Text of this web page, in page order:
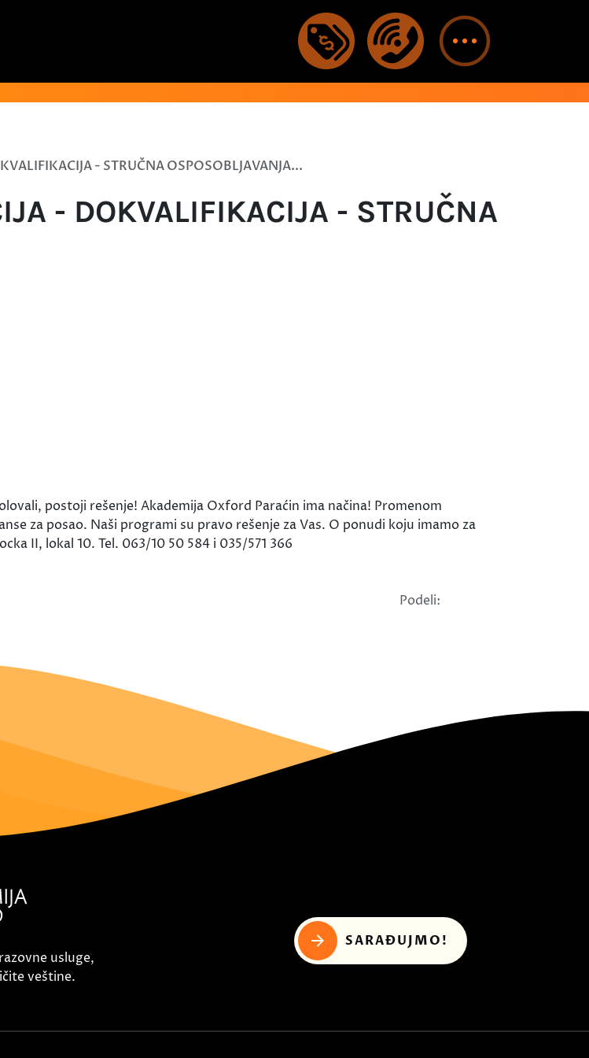
- STRUČNA OSPOSOBLJAVANJA...
- DOKVALIFIKACIJA - STRUČNA
postoji rešenje! Akademija Oxford Paraćin ima načina! Promenom
za posao. Naši programi su pravo rešenje za Vas. O ponudi koju imamo za
II, lokal 10. Tel. 063/10 50 584 i 035/571 366
Podeli:
usluge,
veštine.
SARAĐUJMO!